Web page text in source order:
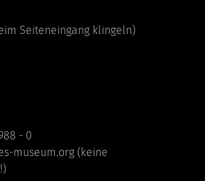
Seiteneingang klingeln)
- 0
museum.org (keine